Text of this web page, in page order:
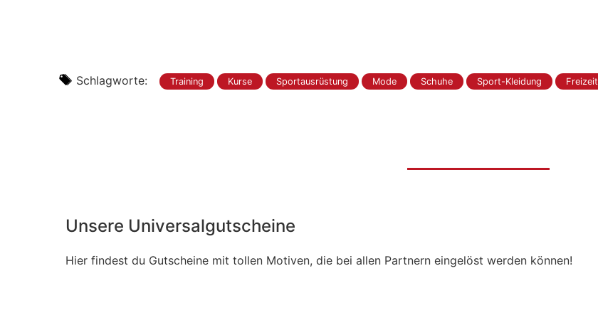
Schlagworte: Training Kurse Sportausrüstung Mode Schuhe Sport-Kleidung Freizeit
Unsere Universalgutscheine
Hier findest du Gutscheine mit tollen Motiven, die bei allen Partnern eingelöst werden können!